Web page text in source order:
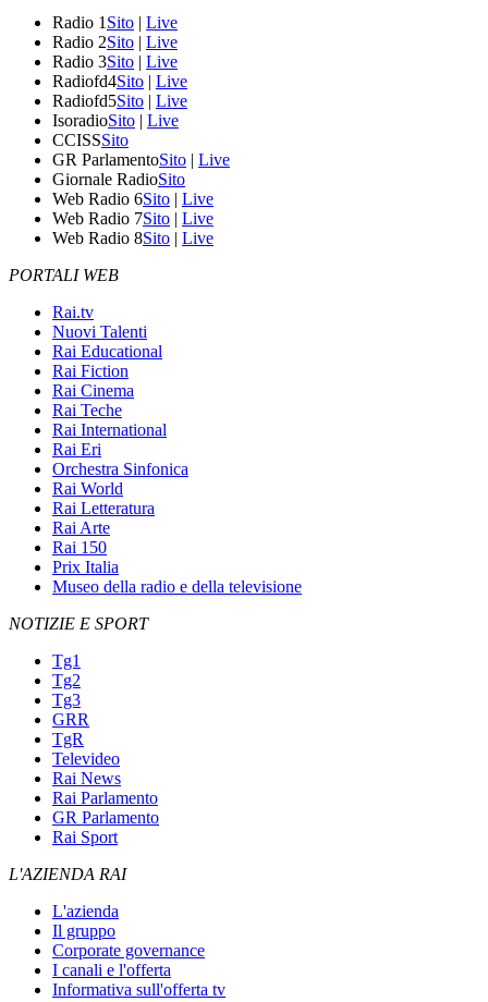
Radio 1 Sito | Live
Radio 2Sito | Live
Radio 3Sito | Live
Radiofd4Sito | Live
Radiofd5Sito | Live
IsoradioSito | Live
CCISSSito
GR ParlamentoSito | Live
Giornale RadioSito
Web Radio 6Sito | Live
Web Radio 7Sito | Live
Web Radio 8Sito | Live
PORTALI WEB
Rai.tv
Nuovi Talenti
Rai Educational
Rai Fiction
Rai Cinema
Rai Teche
Rai International
Rai Eri
Orchestra Sinfonica
Rai World
Rai Letteratura
Rai Arte
Rai 150
Prix Italia
Museo della radio e della televisione
NOTIZIE E SPORT
Tg1
Tg2
Tg3
GRR
TgR
Televideo
Rai News
Rai Parlamento
GR Parlamento
Rai Sport
L'AZIENDA RAI
L'azienda
Il gruppo
Corporate governance
I canali e l'offerta
Informativa sull'offerta tv